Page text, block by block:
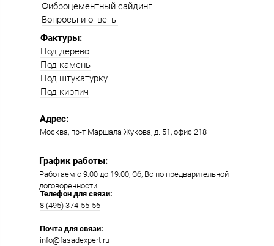
Фактуры:
Под дерево
Под камень
Под штукатурку
Под кирпич
Работаем с 9:00 до 19:00​, Сб, Вс по предварительной
договоренности
Москва, пр-т Маршала Жукова, д. 51, офис 218​​
Фиброцементный сайдинг
Вопросы и ответы
Адрес:
График работы:
Телефон для связи:
8 (495) 374-55-56​
Почта для связи:
info@fasadexpert.ru